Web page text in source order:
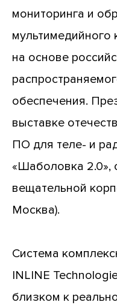
мониторинга и
мультимедийного
на основе
обеспечения.
выставке
ПО для теле- и
«Шаболовка 2.0»,
вещательной
Москва).
Система
INLINE
близком к